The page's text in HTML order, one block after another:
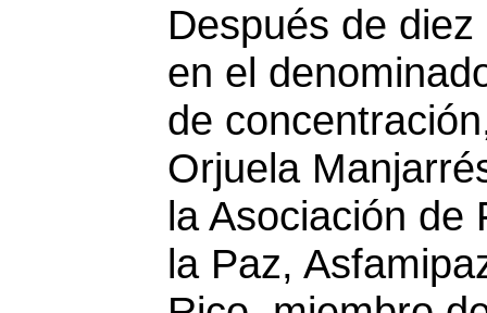
Después de
en el
de
Orjuela
la Asociación de
la Paz,